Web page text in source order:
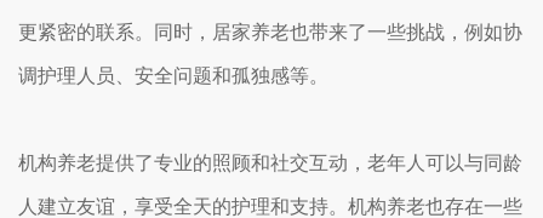
更紧密的联系。同时，居家养老也带来了一些挑战，例如协
调护理人员、安全问题和孤独感等。
机构养老提供了专业的照顾和社交互动，老年人可以与同龄
人建立友谊，享受全天的护理和支持。机构养老也存在一些